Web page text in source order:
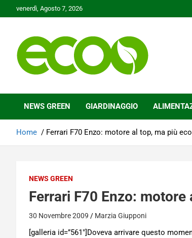
to
venerdì, Agosto 7, 2026
Ecoo.it
NEWS GREEN GIARDINAGGIO
Home Ferrari F70 Enzo: motore al top, ma più
NEWS GREEN
Ferrari F70 Enzo:
30 Novembre 2009 Marzia Giupponi
[galleria id=”561″]Doveva arrivare questo